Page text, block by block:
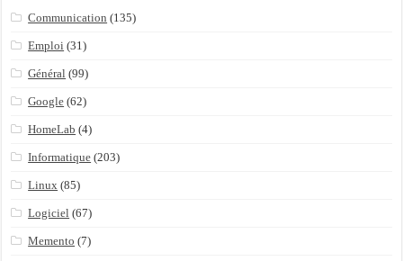
Communication (135)
Emploi (31)
Général (99)
Google (62)
HomeLab (4)
Informatique (203)
Linux (85)
Logiciel (67)
Memento (7)